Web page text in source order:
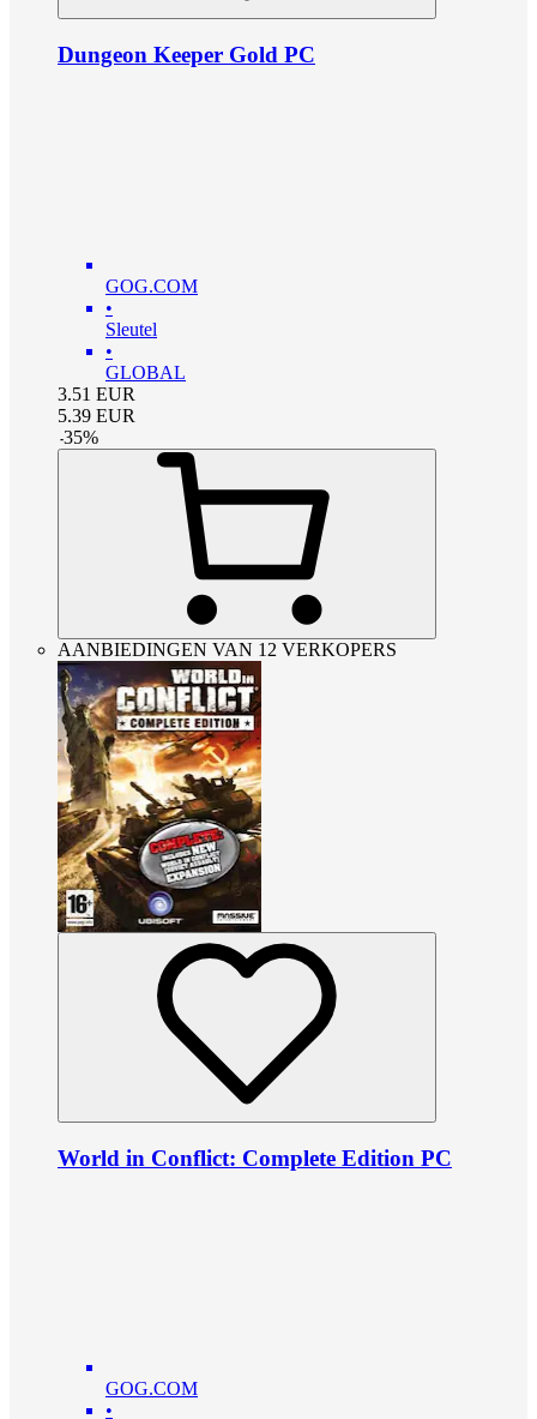
Dungeon Keeper Gold PC
GOG.COM
•
Sleutel
•
GLOBAL
3.51 EUR
5.39 EUR
-35%
AANBIEDINGEN VAN 12 VERKOPERS
World in Conflict: Complete Edition PC
GOG.COM
•